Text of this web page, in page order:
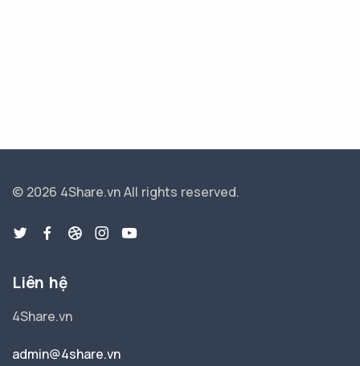
© 2026 4Share.vnAll rights reserved.
Liên hệ
4Share.vn
admin@4share.vn